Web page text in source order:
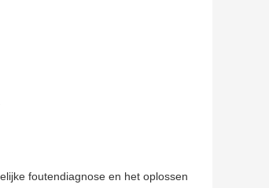
foutendiagnose en het oplossen